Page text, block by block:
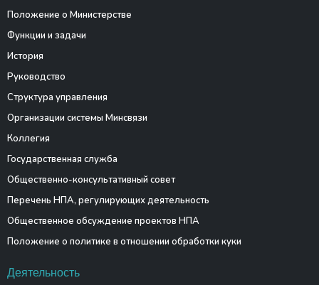
Положение о Министерстве
Функции и задачи
История
Руководство
Структура управления
Организации системы Минсвязи
Коллегия
Государственная служба
Общественно-консультативный совет
Перечень НПА, регулирующих деятельность
Общественное обсуждение проектов НПА
Положение о политике в отношении обработки куки
Деятельность